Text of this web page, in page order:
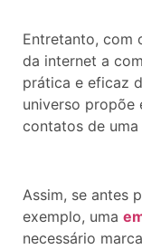
Entretanto, com
da internet a
prática e eficaz
universo propõe
contatos de
Assim, se antes
exemplo, uma
necessário